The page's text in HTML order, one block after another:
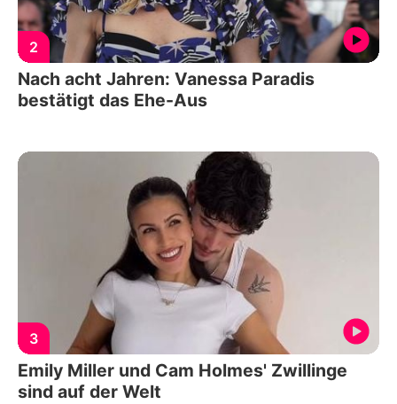
2
Nach acht Jahren: Vanessa Paradis
bestätigt das Ehe-Aus
3
Emily Miller und Cam Holmes' Zwillinge
sind auf der Welt